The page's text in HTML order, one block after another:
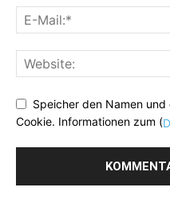
Speicher den Namen
Cookie. Informationen zum (